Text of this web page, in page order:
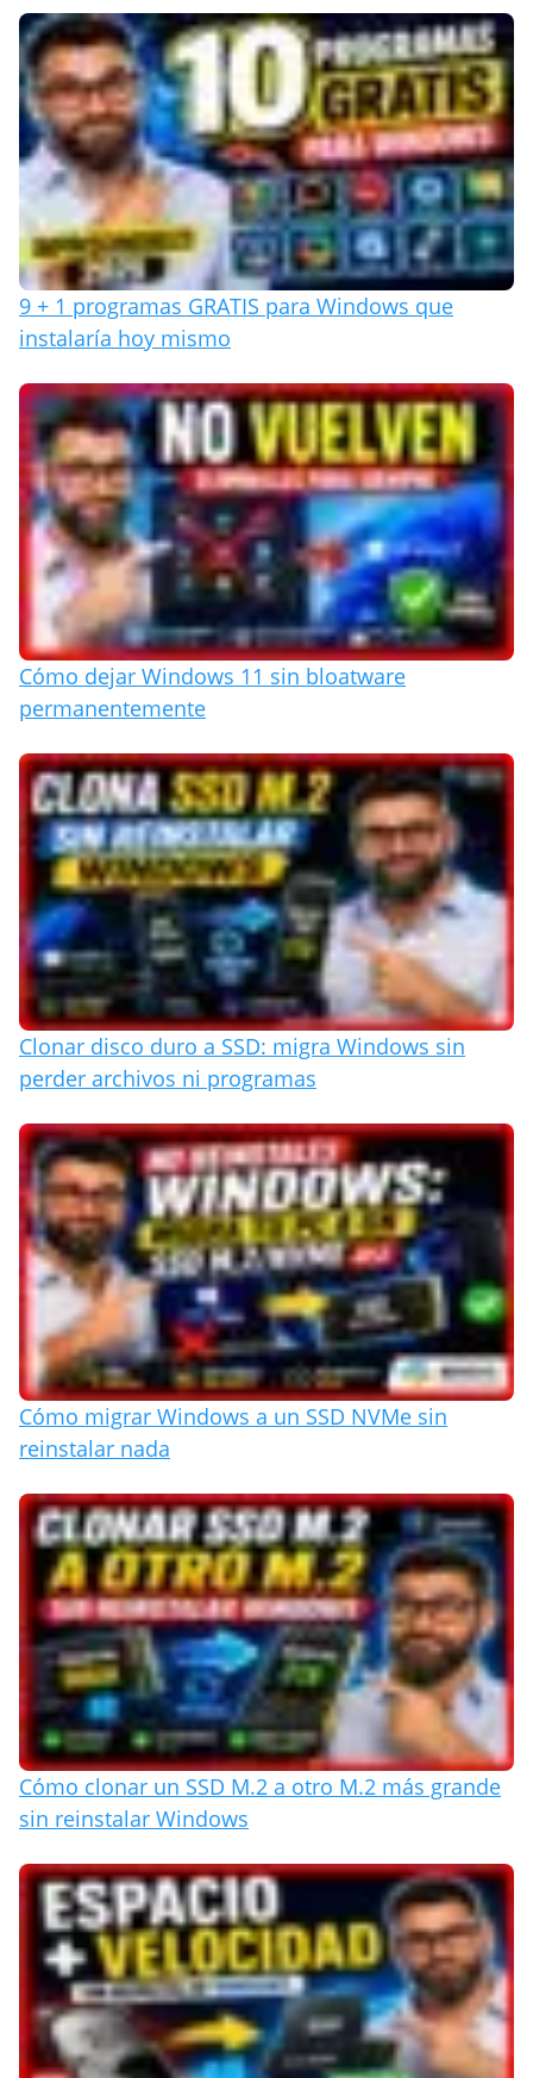
9 + 1 programas GRATIS para Windows que
instalaría hoy mismo
Cómo dejar Windows 11 sin bloatware
permanentemente
Clonar disco duro a SSD: migra Windows sin
perder archivos ni programas
Cómo migrar Windows a un SSD NVMe sin
reinstalar nada
Cómo clonar un SSD M.2 a otro M.2 más grande
sin reinstalar Windows